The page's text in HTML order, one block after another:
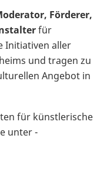
Förderer,
für
Initiativen aller
und tragen zu
Angebot in
für künstlerische
unter -